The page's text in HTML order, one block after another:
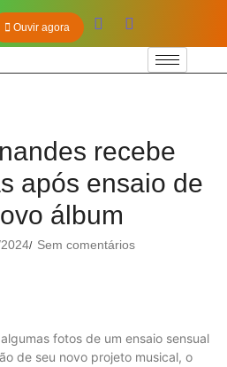
Ouvir agora
recebe
após ensaio de
álbum
/ Sem comentários
fotos de um ensaio sensual
de seu novo projeto musical, o